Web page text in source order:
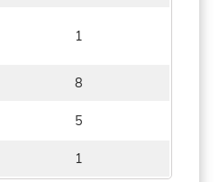
1
8
5
1